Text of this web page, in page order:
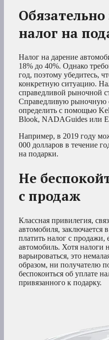
налог на
Налог на дарение
18% до 40%. Однако
год, поэтому убедитесь,
конкретную ситуацию.
справедливой рыночной
Справедливую рыночную
определить с помощью
Blook, NADAGuides или
Например, в 2019 году
000 долларов в течение
на подарки.
Не
с продаж
Классная привилегия,
автомобиля, заключается
платить налог с продажи,
автомобиль. Хотя налоги
варьироваться, это
образом, ни получателю
беспокоиться об уплате
привязанного к подарку.